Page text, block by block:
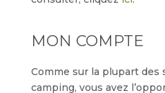
MON COMPTE
Comme sur la plupart des
camping, vous avez